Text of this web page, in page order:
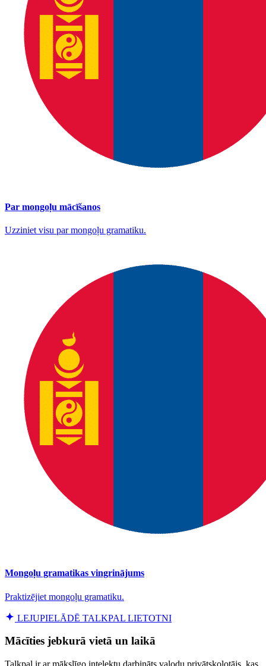
Par mongoļu mācīšanos
Uzziniet visu par mongoļu gramatiku.
Mongoļu gramatikas vingrinājums
Praktizējiet mongoļu gramatiku.
LEJUPIELĀDĒ TALKPAL LIETOTNI
Mācīties jebkurā vietā un laikā
Talkpal ir ar mākslīgo intelektu darbināts valodu privātskolotājs, kas